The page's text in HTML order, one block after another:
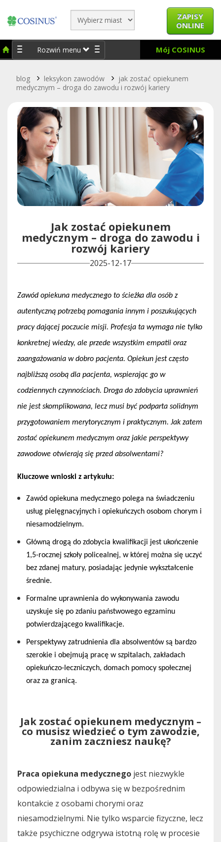
ZAPISY
ONLINE
Rozwiń menu Mój COSINUS
blog leksykon zawodów
jak zostać opiekunem
medycznym – droga do zawodu i rozwój kariery
Jak zostać opiekunem
medycznym – droga do zawodu i
rozwój kariery
2025-12-17
Zawód opiekuna medycznego to ścieżka dla osób z
autentyczną potrzebą pomagania innym i poszukujących
pracy dającej poczucie misji. Profesja ta wymaga nie tylko
konkretnej wiedzy, ale przede wszystkim empatii oraz
zaangażowania w dobro pacjenta. Opiekun jest często
najbliższą osobą dla pacjenta, wspierając go w
codziennych czynnościach. Droga do zdobycia uprawnień
nie jest skomplikowana, lecz musi być podparta solidnym
przygotowaniem merytorycznym i praktycznym. Jak zatem
zostać opiekunem medycznym oraz jakie perspektywy
zawodowe otwierają się przed absolwentami?
Kluczowe wnioski z artykułu:
Zawód opiekuna medycznego polega na świadczeniu
usług pielęgnacyjnych i opiekuńczych osobom chorym i
niesamodzielnym.
Główną drogą do zdobycia kwalifikacji jest ukończenie
1,5-rocznej szkoły policealnej, w której można się uczyć
bez zdanej matury, posiadając jedynie wykształcenie
średnie.
Formalne uprawnienia do wykonywania zawodu
uzyskuje się po zdaniu państwowego egzaminu
potwierdzającego kwalifikacje.
Perspektywy zatrudnienia dla absolwentów są bardzo
szerokie i obejmują pracę w szpitalach, zakładach
opiekuńczo-leczniczych, domach pomocy społecznej
oraz za granicą.
Jak zostać opiekunem medycznym –
co musisz wiedzieć o tym zawodzie,
zanim zaczniesz naukę?
Praca opiekuna medycznego jest niezwykle
odpowiedzialna i odbywa się w bezpośrednim
kontakcie z osobami chorymi oraz
niesamodzielnymi. Nie tylko wsparcie fizyczne, lecz
także psychiczne odgrywa istotną rolę w procesie